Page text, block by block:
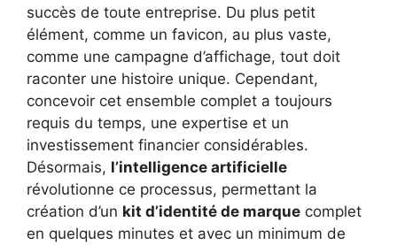
succès de toute entreprise. Du plus petit
élément, comme un favicon, au plus vaste,
comme une campagne d’affichage, tout doit
raconter une histoire unique. Cependant,
concevoir cet ensemble complet a toujours
requis du temps, une expertise et un
investissement financier considérables.
Désormais, l’intelligence artificielle
révolutionne ce processus, permettant la
création d’un kit d’identité de marque complet
en quelques minutes et avec un minimum de